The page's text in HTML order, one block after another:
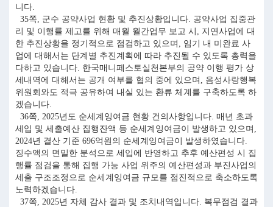
니다.
35쪽, 군수 공약사업 현황 및 추진상황입니다. 공약사업 집중관
리 및 이행률 제고를 위해 매월 월간업무 보고 시, 지연사업에 대
한 추진상황을 정기적으로 점검하고 있으며, 임기 내 미완료 사
업에 대해서는 단계별 추진계획에 따라 추진될 수 있도록 총력을
다하고 있습니다. 한국매니페스토실천본부의 공약 이행 평가 상
세내역에 대해서는 공개 여부를 협의 중에 있으며, 음성사랑행복
위원회와도 적극 공유하여 내실 있는 환류 체계를 구축하도록 하
겠습니다.
36쪽, 2025년도 순세계잉여금 현황 건의사항입니다. 매년 초과
세입 및 세출예산 집행잔액 등 순세계잉여금이 발생하고 있으며,
2024년 결산 기준 696억원의 순세계잉여금이 발생하였습니다.
징수액의 면밀한 분석으로 세입에 반영하고 추후 예산편성 시 집
행률 점검을 통해 집행 가능 사업 위주의 예산편성과 부진사업의
세출 구조조정으로 순세계잉여금 규모를 점진적으로 축소하도록
노력하겠습니다.
37쪽, 2025년 자체 감사 결과 및 조치내역입니다. 복무점검 결과